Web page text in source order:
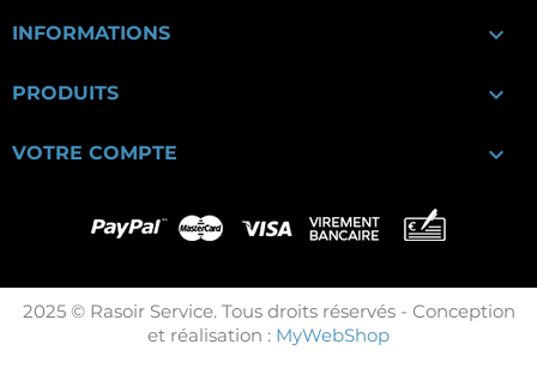
INFORMATIONS 
PRODUITS 
VOTRE COMPTE 
2025 © Rasoir Service. Tous droits réservés - Conception
et réalisation : MyWebShop